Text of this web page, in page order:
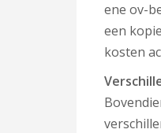
ene ov-
een
kosten